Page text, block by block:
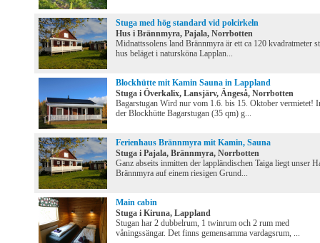
Stuga med hög standard vid polcirkeln
Hus i Brännmyra, Pajala, Norrbotten
Midnattssolens land Brännmyra är ett ca 120 kvadratmeter
hus beläget i natursköna Lapplan...
Blockhütte mit Kamin Sauna in Lappland
Stuga i Överkalix, Lansjärv, Ängeså, Norrbotten
Bagarstugan Wird nur vom 1.6. bis 15. Oktober vermietet!
der Blockhütte Bagarstugan (35 qm) g...
Ferienhaus Brännmyra mit Kamin, Sauna
Stuga i Pajala, Brännmyra, Norrbotten
Ganz abseits inmitten der lappländischen Taiga liegt unser
Brännmyra auf einem riesigen Grund...
Main cabin
Stuga i Kiruna, Lappland
Stugan har 2 dubbelrum, 1 twinrum och 2 rum med
våningssängar. Det finns gemensamma vardagsrum, ...